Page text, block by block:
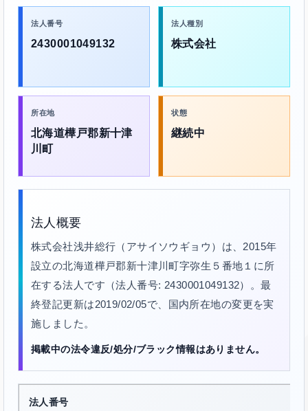
法人番号
2430001049132
法人種別
株式会社
所在地
北海道樺戸郡新十津
川町
状態
継続中
法人概要
株式会社浅井総行（アサイソウギョウ）は、2015年
設立の北海道樺戸郡新十津川町字弥生５番地１に所
在する法人です（法人番号: 2430001049132）。最
終登記更新は2019/02/05で、国内所在地の変更を実
施しました。
掲載中の法令違反/処分/ブラック情報はありません。
法人番号